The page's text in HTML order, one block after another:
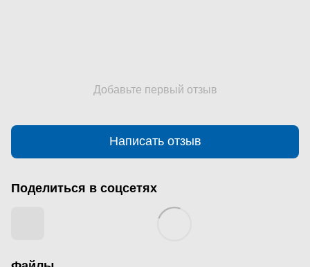
Добавьте первый отзыв
Написать отзыв
Поделиться в соцсетях